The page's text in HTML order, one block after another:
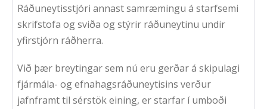
Ráðuneytisstjóri annast samræmingu á starfsemi
skrifstofa og sviða og stýrir ráðuneytinu undir
yfirstjórn ráðherra.
Við þær breytingar sem nú eru gerðar á skipulagi
fjármála- og efnahagsráðuneytisins verður
jafnframt til sérstök eining, er starfar í umboði